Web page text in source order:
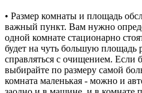
• Размер комнаты и площадь
важный пункт. Вам нужно
одной комнате стационарно
будет на чуть большую площадь
справляться с очищением. Если
выбирайте по размеру самой
комната маленькая - можно и